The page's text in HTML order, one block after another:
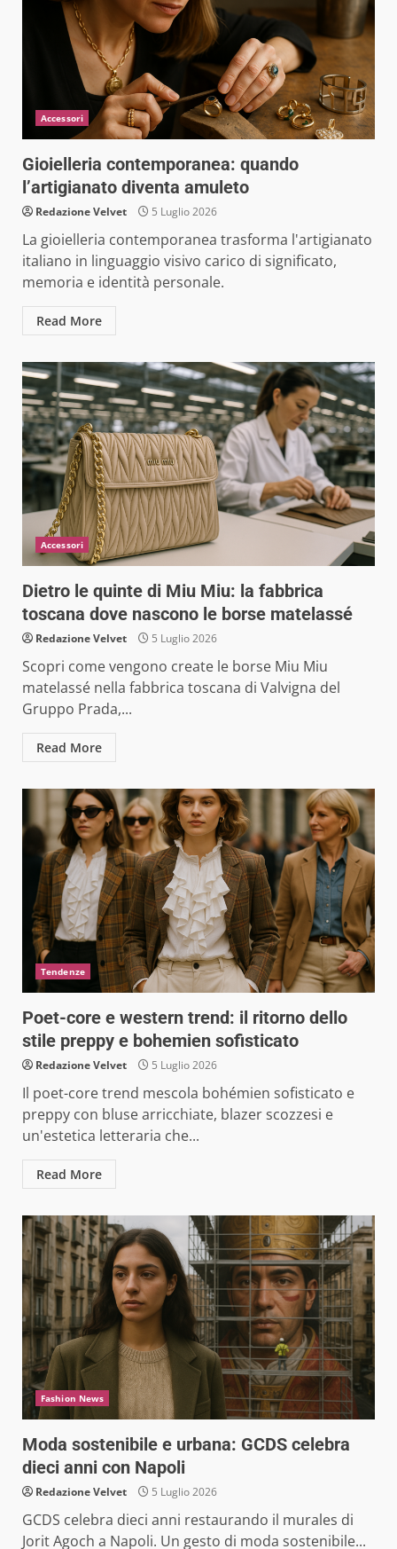
Accessori
Gioielleria contemporanea: quando
l’artigianato diventa amuleto
Redazione Velvet 5 Luglio 2026
La gioielleria contemporanea trasforma l'artigianato
italiano in linguaggio visivo carico di significato,
memoria e identità personale.
Read More
Accessori
Dietro le quinte di Miu Miu: la fabbrica
toscana dove nascono le borse matelassé
Redazione Velvet 5 Luglio 2026
Scopri come vengono create le borse Miu Miu
matelassé nella fabbrica toscana di Valvigna del
Gruppo Prada,...
Read More
Tendenze
Poet-core e western trend: il ritorno dello
stile preppy e bohemien sofisticato
Redazione Velvet 5 Luglio 2026
Il poet-core trend mescola bohémien sofisticato e
preppy con bluse arricchiate, blazer scozzesi e
un'estetica letteraria che...
Read More
Fashion News
Moda sostenibile e urbana: GCDS celebra
dieci anni con Napoli
Redazione Velvet 5 Luglio 2026
GCDS celebra dieci anni restaurando il murales di
Jorit Agoch a Napoli. Un gesto di moda sostenibile...